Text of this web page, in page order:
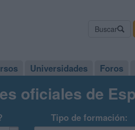
Buscar
Universidades Foros
oficiales de
Tipo de formación: